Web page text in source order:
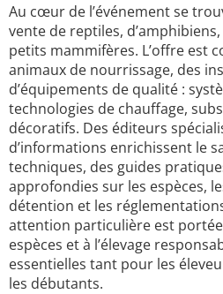
Au cœur de l’événement se
vente de reptiles,
petits mammifères. L’offre est
animaux de nourrissage, des
d’équipements de qualité :
technologies de chauffage,
décoratifs. Des éditeurs
d’informations enrichissent le
techniques, des guides
approfondies sur les espèces,
détention et les
attention particulière est
espèces et à l’élevage
essentielles tant pour les
les débutants.